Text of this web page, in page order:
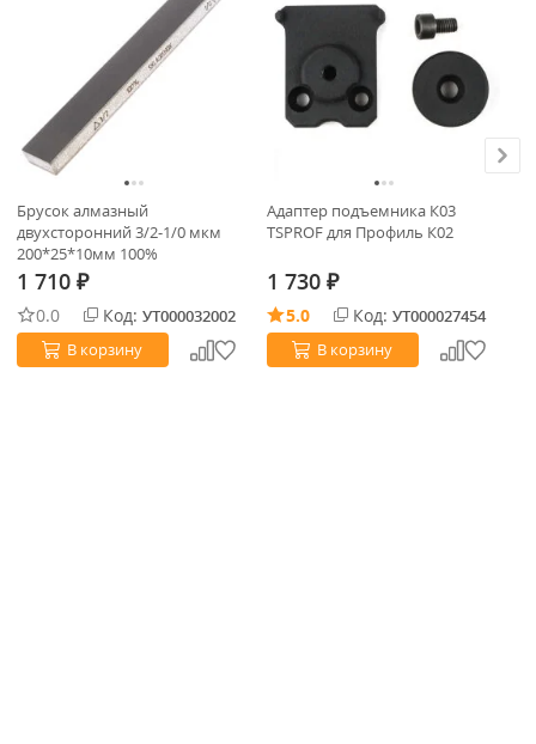
Брусок алмазный
двухсторонний 3/2-1/0 мкм
200*25*10мм 100%
(ВеневАлмаз/Skladishok)
1 710 ₽
0.0 Код: УТ000032002
В корзину
Адаптер подъемника К03
TSPROF для Профиль К02
1 730 ₽
5.0 Код: УТ000027454
В корзину